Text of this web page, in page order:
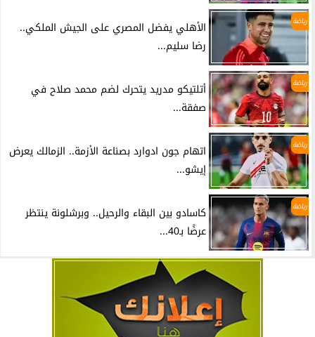
رياضة
الأهلي يفضل المصري على الجيش الملكي..
رضا سليم...
رياضة
أتلتيكو مدريد يتحرك لضم محمد صلاح في
صفقة...
رياضة
اتهام جون ادوارد بصناعة الأزمة.. الزمالك يعرض
إيشو...
رياضة
كاسادو بين البقاء والرحيل.. وبرشلونة ينتظر
عرضًا بـ40...